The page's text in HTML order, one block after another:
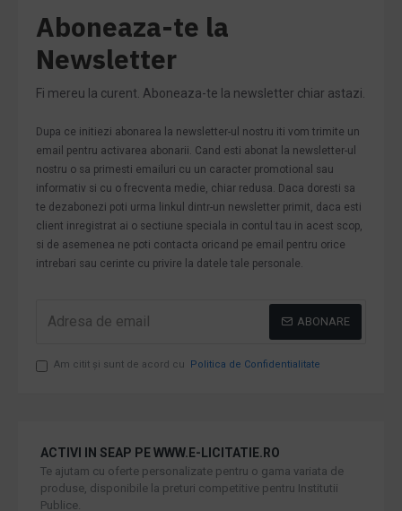
Aboneaza-te la
Newsletter
Fi mereu la curent. Aboneaza-te la newsletter chiar astazi.
Dupa ce initiezi abonarea la newsletter-ul nostru iti vom trimite un
email pentru activarea abonarii. Cand esti abonat la newsletter-ul
nostru o sa primesti emailuri cu un caracter promotional sau
informativ si cu o frecventa medie, chiar redusa. Daca doresti sa
te dezabonezi poti urma linkul dintr-un newsletter primit, daca esti
client inregistrat ai o sectiune speciala in contul tau in acest scop,
si de asemenea ne poti contacta oricand pe email pentru orice
intrebari sau cerinte cu privire la datele tale personale.
ABONARE
Am citit şi sunt de acord cu Politica de Confidentialitate
ACTIVI IN SEAP PE WWW.E-LICITATIE.RO
Te ajutam cu oferte personalizate pentru o gama variata de
produse, disponibile la preturi competitive pentru Institutii
Publice.